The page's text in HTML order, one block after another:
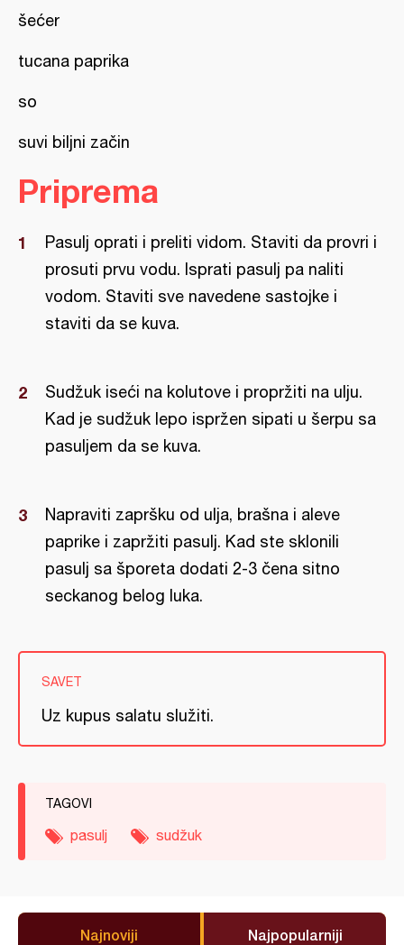
šećer
tucana paprika
so
suvi biljni začin
Priprema
Pasulj oprati i preliti vidom. Staviti da provri i
prosuti prvu vodu. Isprati pasulj pa naliti
vodom. Staviti sve navedene sastojke i
staviti da se kuva.
Sudžuk iseći na kolutove i propržiti na ulju.
Kad je sudžuk lepo ispržen sipati u šerpu sa
pasuljem da se kuva.
Napraviti zapršku od ulja, brašna i aleve
paprike i zapržiti pasulj. Kad ste sklonili
pasulj sa šporeta dodati 2-3 čena sitno
seckanog belog luka.
SAVET
Uz kupus salatu služiti.
TAGOVI
pasulj sudžuk
Najnoviji Najpopularniji